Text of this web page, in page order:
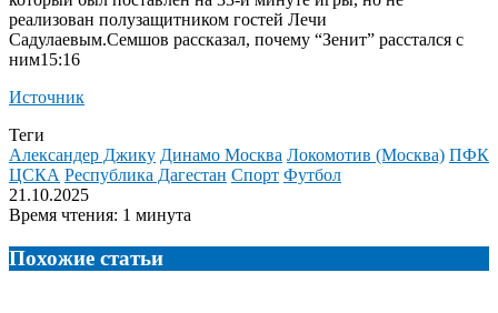
реализован полузащитником гостей Лечи
Садулаевым.Семшов рассказал, почему “Зенит” расстался с
ним15:16
Источник
Теги
Александер Джику Динамо Москва Локомотив (Москва) ПФК
ЦСКА Республика Дагестан Спорт Футбол
21.10.2025
Время чтения: 1 минута
Похожие статьи